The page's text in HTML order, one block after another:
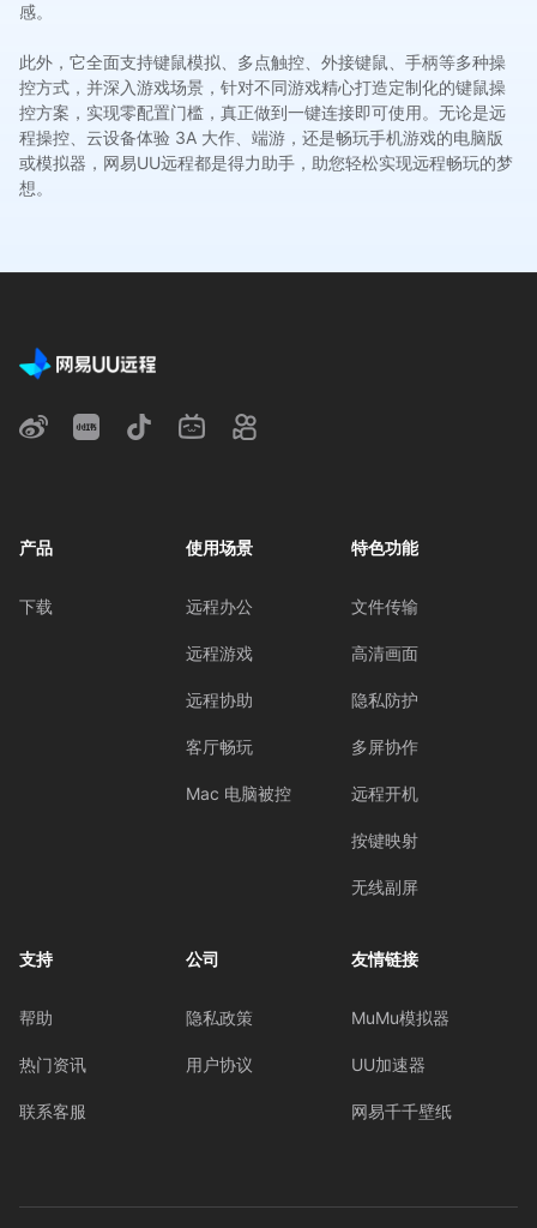
感。
此外，它全面支持键鼠模拟、多点触控、外接键鼠、手柄等多种操
控方式，并深入游戏场景，针对不同游戏精心打造定制化的键鼠操
控方案，实现零配置门槛，真正做到一键连接即可使用。无论是远
程操控、云设备体验 3A 大作、端游，还是畅玩手机游戏的电脑版
或模拟器，网易UU远程都是得力助手，助您轻松实现远程畅玩的梦
想。
产品
下载
使用场景
远程办公
远程游戏
远程协助
客厅畅玩
Mac 电脑被控
特色功能
文件传输
高清画面
隐私防护
多屏协作
远程开机
按键映射
无线副屏
支持
帮助
热门资讯
联系客服
公司
隐私政策
用户协议
友情链接
MuMu模拟器
UU加速器
网易千千壁纸